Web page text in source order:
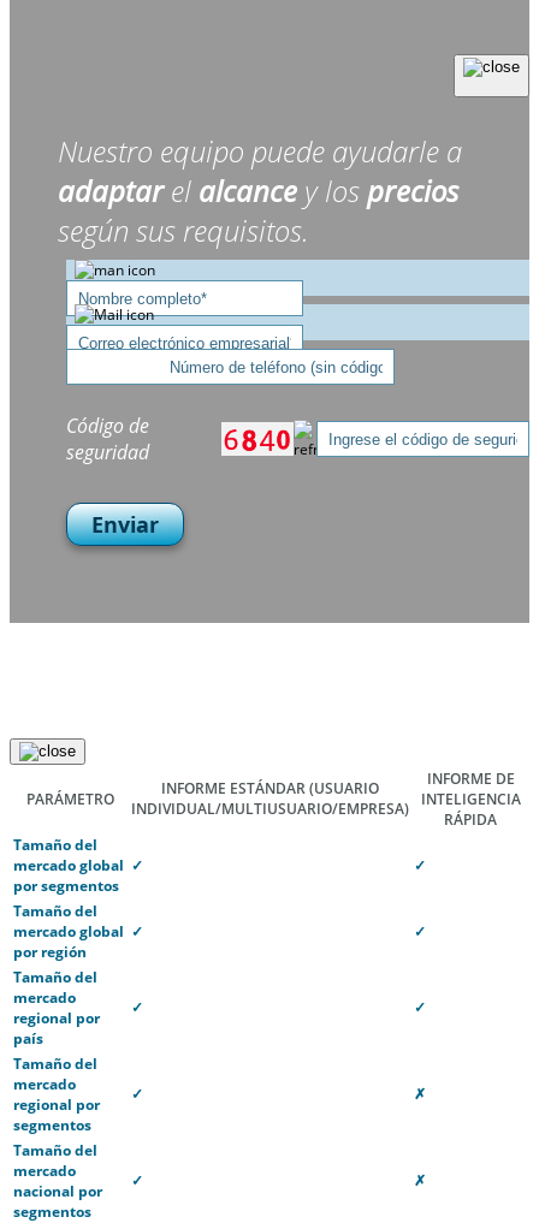
Nuestro equipo puede ayudarle a
adaptarel alcance y losprecios
según sus requisitos.
Código de
seguridad
Enviar
PARÁMETRO
INFORME ESTÁNDAR(USUARIO
INDIVIDUAL/MULTIUSUARIO/EMPRESA)
INFORME DE
INTELIGENCIA
RÁPIDA
Tamaño del
mercado global
por segmentos
✓ ✓
Tamaño del
mercado global
por región
✓ ✓
Tamaño del
mercado
regional por
país
✓ ✓
Tamaño del
mercado
regional por
segmentos
✓ ✗
Tamaño del
mercado
nacional por
segmentos
✓ ✗